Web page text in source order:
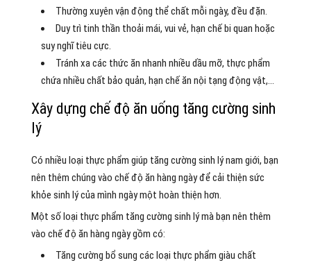
Thường xuyên vận động thể chất mỗi ngày, đều đặn.
Duy trì tinh thần thoải mái, vui vẻ, hạn chế bi quan hoặc
suy nghĩ tiêu cực.
Tránh xa các thức ăn nhanh nhiều dầu mỡ, thực phẩm
chứa nhiều chất bảo quản, hạn chế ăn nội tạng động vật,…
Xây dựng chế độ ăn uống tăng cường sinh
lý
Có nhiều loại thực phẩm giúp tăng cường sinh lý nam giới, bạn
nên thêm chúng vào chế độ ăn hàng ngày để cải thiện sức
khỏe sinh lý của mình ngày một hoàn thiện hơn.
Một số loại thực phẩm tăng cường sinh lý mà bạn nên thêm
vào chế độ ăn hàng ngày gồm có:
Tăng cường bổ sung các loại thực phẩm giàu chất